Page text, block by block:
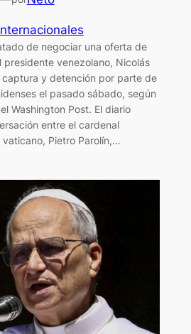
de negociar una oferta de
presidente venezolano, Nicolás
captura y detención por parte de
el pasado sábado, según
Washington Post. El diario
entre el cardenal
Pietro Parolín,…